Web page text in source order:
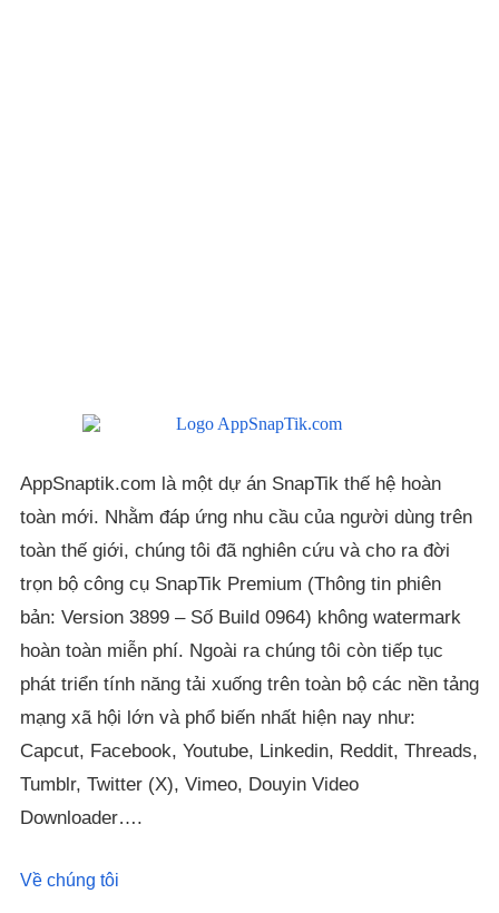
AppSnaptik.com là một dự án SnapTik thế hệ hoàn
toàn mới. Nhằm đáp ứng nhu cầu của người dùng trên
toàn thế giới, chúng tôi đã nghiên cứu và cho ra đời
trọn bộ công cụ SnapTik Premium (Thông tin phiên
bản: Version 3899 – Số Build 0964) không watermark
hoàn toàn miễn phí. Ngoài ra chúng tôi còn tiếp tục
phát triển tính năng tải xuống trên toàn bộ các nền tảng
mạng xã hội lớn và phổ biến nhất hiện nay như:
Capcut, Facebook, Youtube, Linkedin, Reddit, Threads,
Tumblr, Twitter (X), Vimeo, Douyin Video
Downloader….
Về chúng tôi